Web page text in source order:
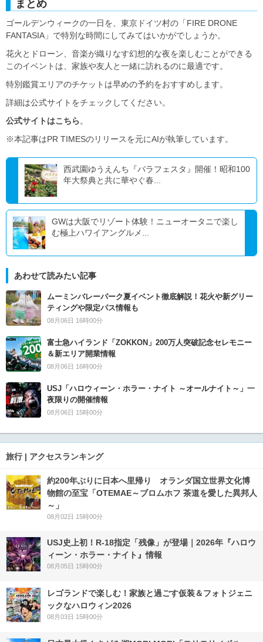
まとめ
ゴールデンウィークの一日を、東京ドイツ村の「FIRE DRONE
FANTASIA」で特別な時間にしてみてはいかがでしょうか。
花火とドローン、音楽が織りなす幻想的な夜を楽しむことができる
このイベントは、家族や友人と一緒に訪れるのに最適です。
特別鑑賞エリアのチケットは早めの予約をおすすめします。
詳細は公式サイトをチェックしてください。
公式サイトはこちら。
※本記事はPR TIMESのリリースを元にAIが執筆しています。
西武園ゆうえんち『バラフェスタ』開催！昭和100
年大祭典と共に華やぐ春...
GWは大阪でリゾート体験！ニューオータニで楽し
む極上ハワイアングルメ...
あわせて読みたい記事
ムーミンバレーパーク夏イベント徹底解説！花火や新グリー
ティングや限定パス情報も
08月06日 16時00分
富士急ハイランド「ZOKKON」200万人突破記念セレモニー
＆新エリア開業情報
08月06日 16時00分
USJ「ハロウィーン・ホラー・ナイト ～オールナイト～」一
夜限りの開催情報
08月06日 15時00分
旅行 | アクセスランキング
約200年ぶりに日本へ里帰り オランダ国立世界文化博
物館の至宝「OTEMAE～ブロムホフ 茶道を愛した異邦人
～」
08月02日 15時00分
USJ史上初！R-18指定「残像」が登場｜2026年『ハロウ
ィーン・ホラー・ナイト』情報
08月05日 15時00分
レゴランドで楽しむ！家族と過ごす仮装＆フォトジェニ
ックなハロウィン2026
08月03日 15時00分